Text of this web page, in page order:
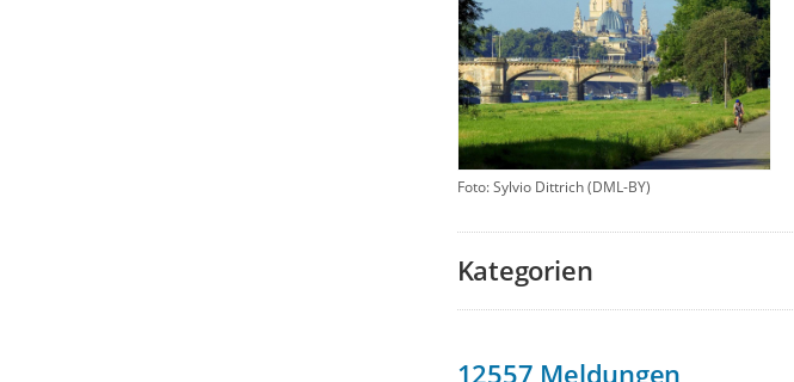
Foto: Sylvio Dittrich (DML-BY)
Kategorien
12557 Meldungen